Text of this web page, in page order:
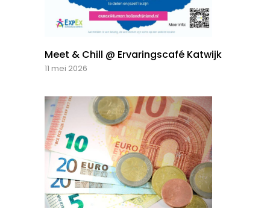
Meet & Chill @ Ervaringscafé Katwijk
11 mei 2026